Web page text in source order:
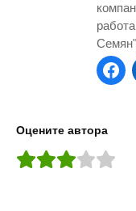
Оцените автора